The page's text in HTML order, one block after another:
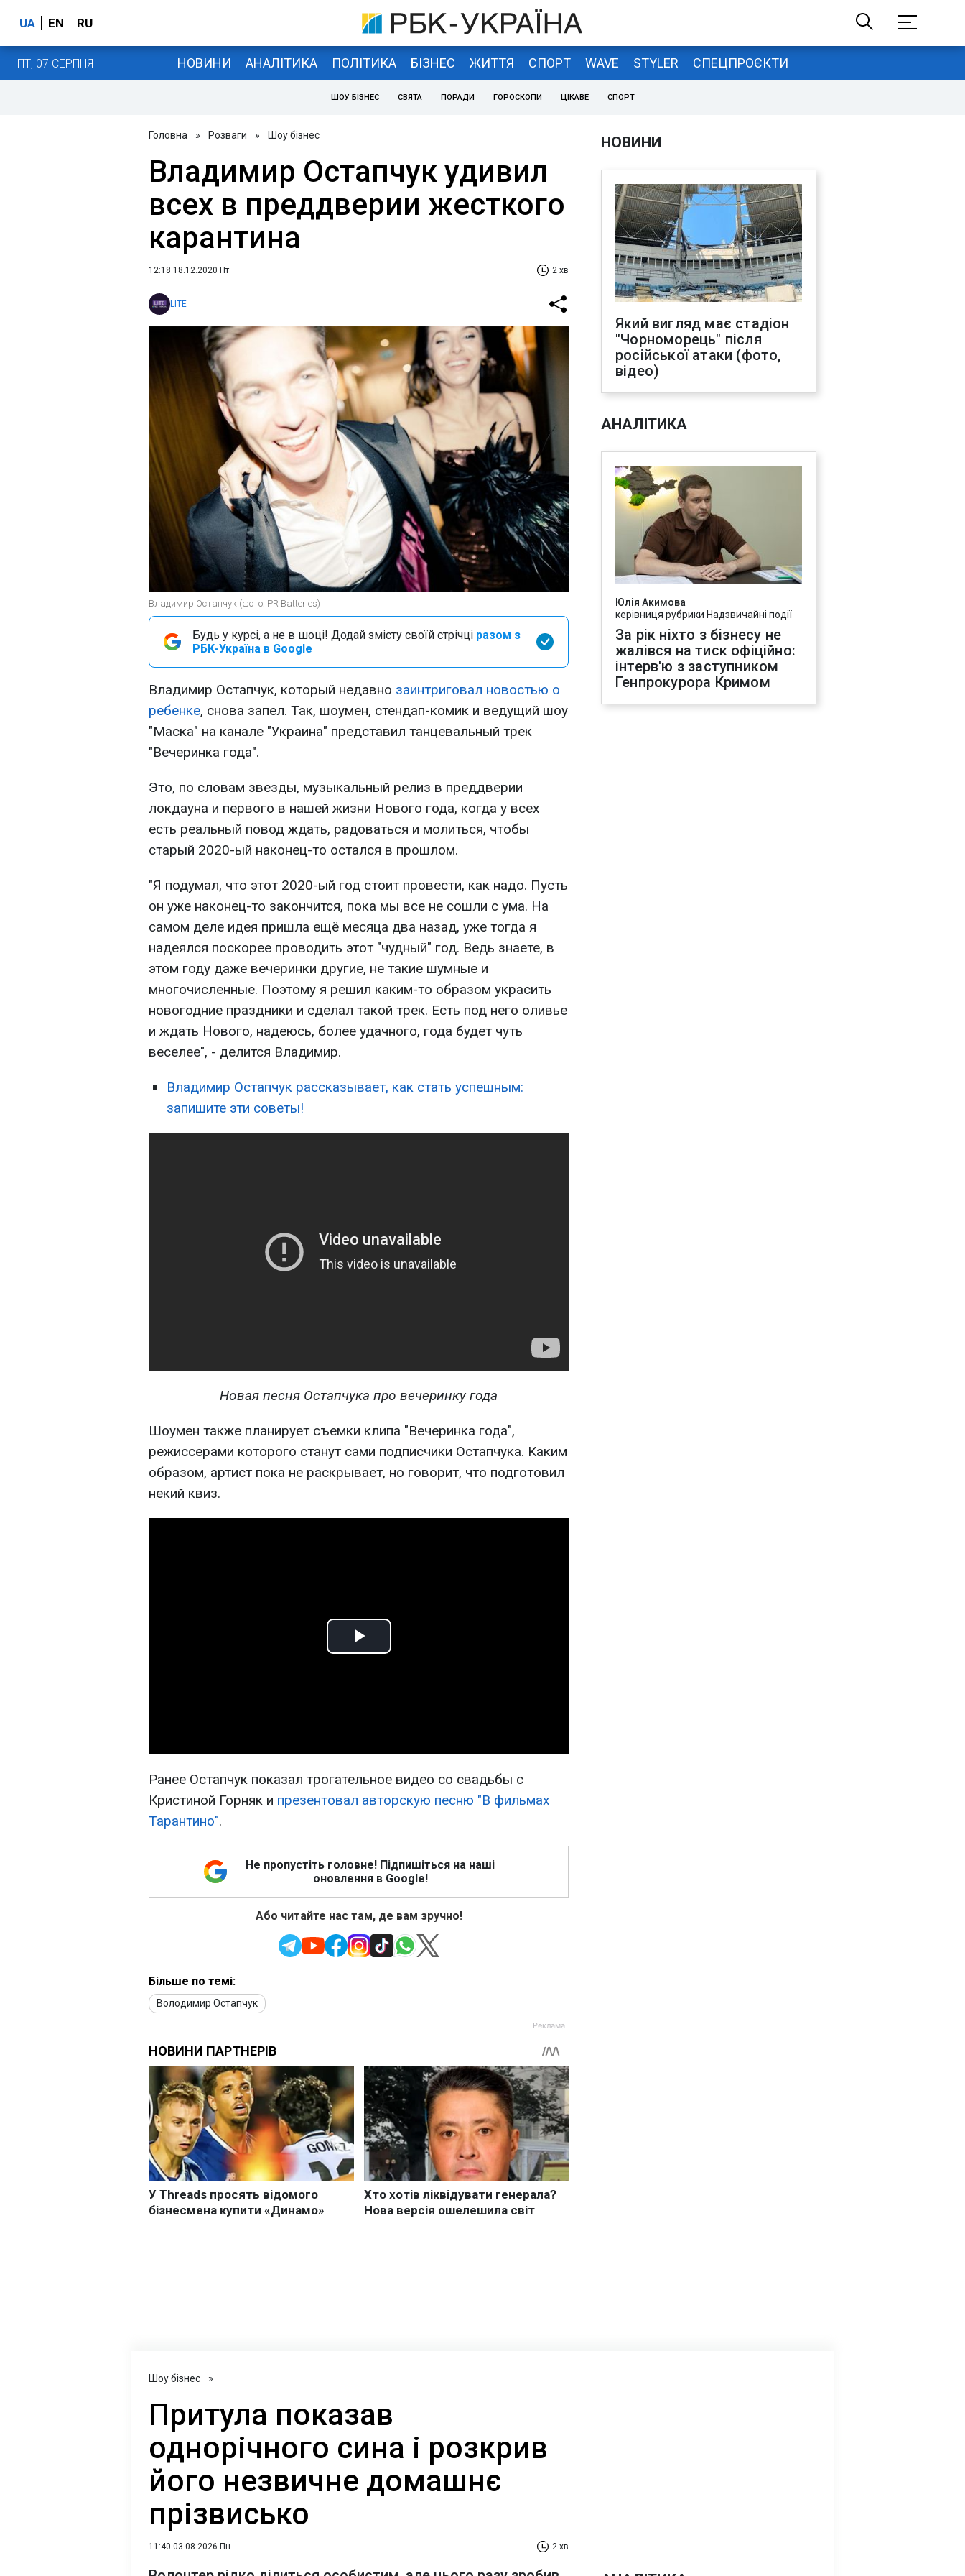
UA EN RU
ПТ, 07 СЕРПНЯ НОВИНИ АНАЛІТИКА ПОЛІТИКА БІЗНЕС ЖИТТЯ СПОРТ WAVE STYLER СПЕЦПРОЄКТИ
ШОУ БІЗНЕС СВЯТА ПОРАДИ ГОРОСКОПИ ЦІКАВЕ СПОРТ
Головна » Розваги » Шоу бізнес
Владимир Остапчук удивил
всех в преддверии жесткого
карантина
12:18 18.12.2020 Пт 2 хв
LITE
Владимир Остапчук (фото: PR Batteries)
Будь у курсі, а не в шоці! Додай змісту своїй стрічці разом з
РБК-Україна в Google
Владимир Остапчук, который недавно заинтриговал новостью о
ребенке, снова запел. Так, шоумен, стендап-комик и ведущий шоу
"Маска" на канале "Украина" представил танцевальный трек
"Вечеринка года".
Это, по словам звезды, музыкальный релиз в преддверии
локдауна и первого в нашей жизни Нового года, когда у всех
есть реальный повод ждать, радоваться и молиться, чтобы
старый 2020-ый наконец-то остался в прошлом.
"Я подумал, что этот 2020-ый год стоит провести, как надо. Пусть
он уже наконец-то закончится, пока мы все не сошли с ума. На
самом деле идея пришла ещё месяца два назад, уже тогда я
надеялся поскорее проводить этот "чудный" год. Ведь знаете, в
этом году даже вечеринки другие, не такие шумные и
многочисленные. Поэтому я решил каким-то образом украсить
новогодние праздники и сделал такой трек. Есть под него оливье
и ждать Нового, надеюсь, более удачного, года будет чуть
веселее", - делится Владимир.
Владимир Остапчук рассказывает, как стать успешным:
запишите эти советы!
Новая песня Остапчука про вечеринку года
Шоумен также планирует съемки клипа "Вечеринка года",
режиссерами которого станут сами подписчики Остапчука. Каким
образом, артист пока не раскрывает, но говорит, что подготовил
некий квиз.
Play
Ранее Остапчук показал трогательное видео со свадьбы с
Кристиной Горняк и презентовал авторскую песню "В фильмах
Тарантино".
Не пропустіть головне! Підпишіться на наші
оновлення в Google!
Або читайте нас там, де вам зручно!
Більше по темі:
Володимир Остапчук
НОВИНИ
Який вигляд має стадіон
"Чорноморець" після
російської атаки (фото,
відео)
АНАЛІТИКА
Юлія Акимова
керівниця рубрики Надзвичайні події
За рік ніхто з бізнесу не
жалівся на тиск офіційно:
інтерв'ю з заступником
Генпрокурора Кримом
Шоу бізнес »
Притула показав
однорічного сина і розкрив
його незвичне домашнє
прізвисько
11:40 03.08.2026 Пн 2 хв